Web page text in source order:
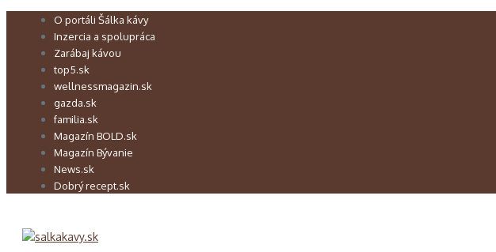
Preskočiť O portáli Šálka kávy
Inzercia a spolupráca
Zarábaj kávou
top5.sk
wellnessmagazin.sk
gazda.sk
familia.sk
Magazín BOLD.sk
Magazín Bývanie
News.sk
Dobrý recept.sk